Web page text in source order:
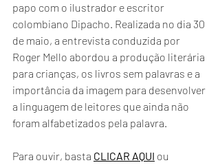
papo com o ilustrador e escritor
colombiano Dipacho. Realizada no dia 30
de maio, a entrevista conduzida por
Roger Mello abordou a produção literária
para crianças, os livros sem palavras e a
importância da imagem para desenvolver
a linguagem de leitores que ainda não
foram alfabetizados pela palavra.
Para ouvir, basta CLICAR AQUI ou